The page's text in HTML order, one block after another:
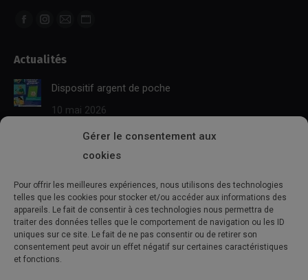
Gérer le consentement aux
cookies
Pour offrir les meilleures expériences, nous utilisons des technologies
telles que les cookies pour stocker et/ou accéder aux informations des
appareils. Le fait de consentir à ces technologies nous permettra de
traiter des données telles que le comportement de navigation ou les ID
uniques sur ce site. Le fait de ne pas consentir ou de retirer son
consentement peut avoir un effet négatif sur certaines caractéristiques
et fonctions.
Trouvez nous sur :
Facebook
opens
in
new
window
Instagram
opens
window
page
opens
new
window
opens
new
window
Actualités
Dispositif argent de poche
10 mai 2026
BAFA TERRITORIAL
10 mai 2026
Séjours été 2026
10 mai 2026
L’agenda